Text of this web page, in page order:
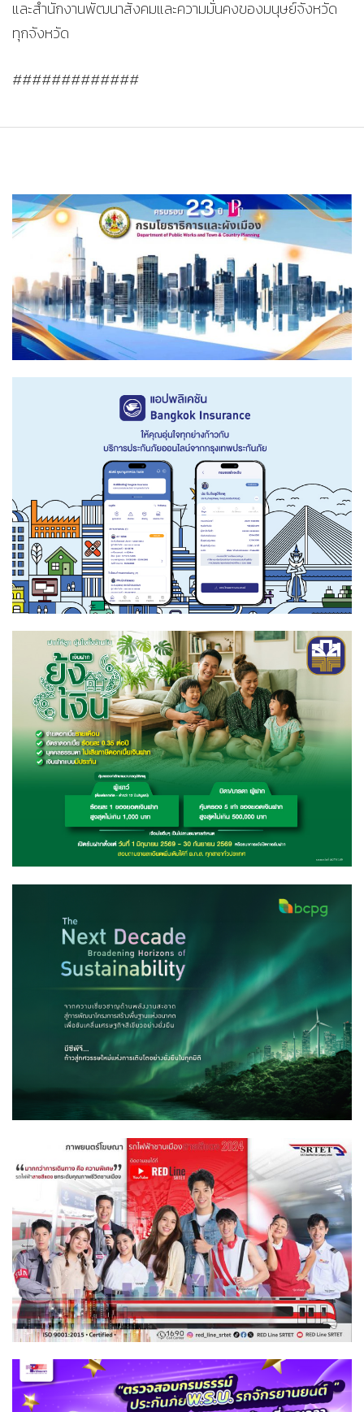
และสำนักงานพัฒนาสังคมและความมั่นคงของมนุษย์จังหวัด
ทุกจังหวัด
#############